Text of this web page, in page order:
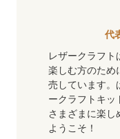
代
レザークラフト
楽しむ方のため
売しています。
ークラフトキッ
さまざまに楽し
ようこそ！